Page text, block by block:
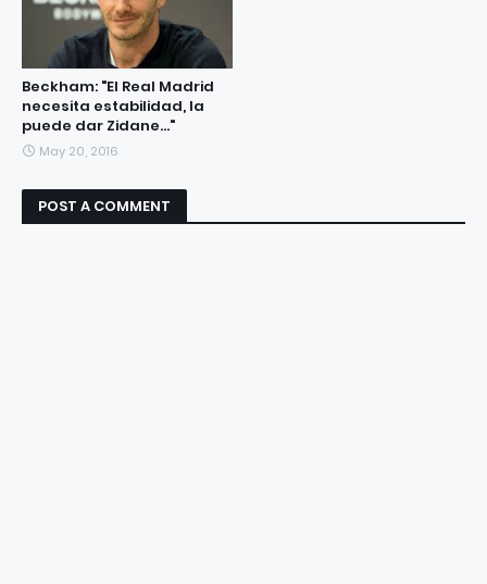
Beckham: "El Real Madrid
necesita estabilidad, la
puede dar Zidane..."
May 20, 2016
POST A COMMENT